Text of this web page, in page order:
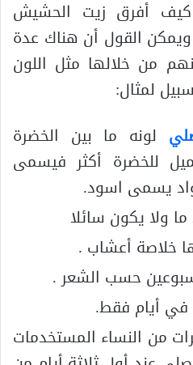
كيف أفرق زيت الحشيش
القول أن هناك عدة
من خلالها مثل اللون
لمثال:
لونه ما بين الخضرة
للخضرة أكثر فيسمى
يسمى اسود.
ولا يكون سائلا
خلاصة أعشاب .
حسب الشعر .
في أيام فقط.
من النساء المستخدمات